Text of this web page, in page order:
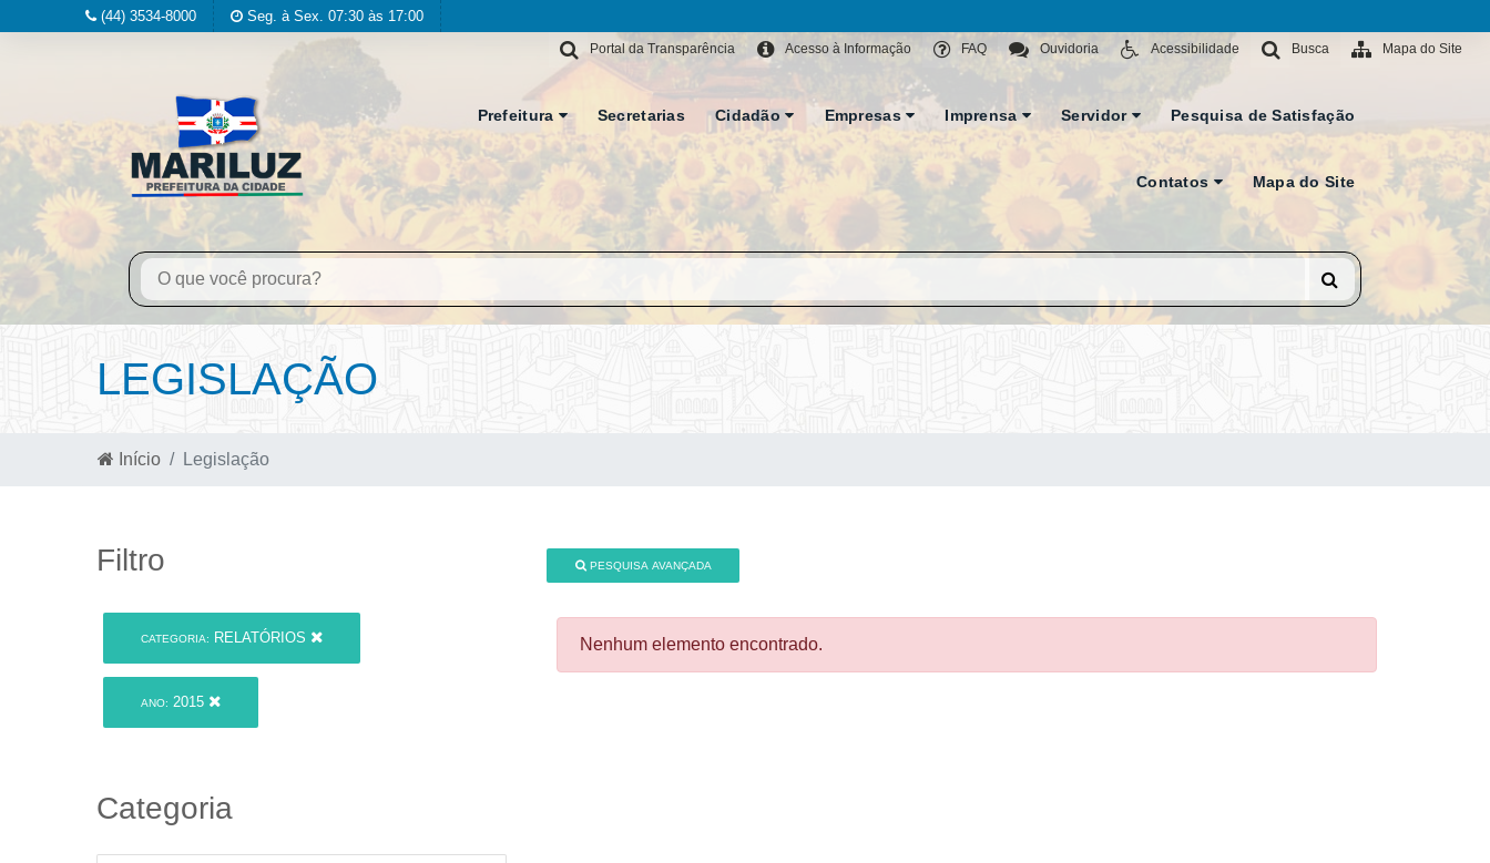
(44) 3534-8000 Seg. à Sex. 07:30 às 17:00
Mapa do Site
Busca
Acessibilidade
Ouvidoria
FAQ
Acesso à Informação
Portal da Transparência
Prefeitura Secretarias Cidadão Empresas Imprensa Servidor Pesquisa de Satisfação
Contatos Mapa do Site
LEGISLAÇÃO
Início Legislação
Filtro
CATEGORIA: RELATÓRIOS
ANO: 2015
Categoria
PESQUISA AVANÇADA
Nenhum elemento encontrado.